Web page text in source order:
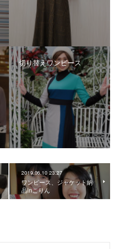
切り替えワンピース
2019.06.10 23:27
ワンピース、ジャケット納
品inこりん